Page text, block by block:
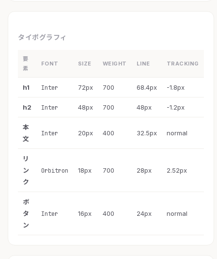
タイポグラフィ
要
素
FONT SIZE WEIGHT LINE TRACKING
h1 Inter 72px 700 68.4px -1.8px
h2 Inter 48px 700 48px -1.2px
本
文
Inter 20px 400 32.5px normal
リ
ン
ク
Orbitron 18px 700 28px 2.52px
ボ
タ
ン
Inter 16px 400 24px normal